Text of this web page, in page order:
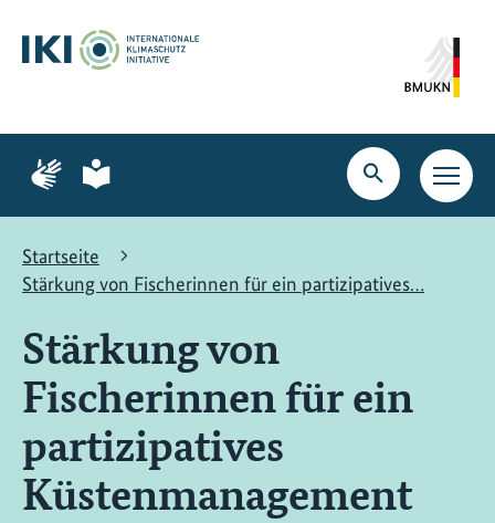
Hauptinhalt
springen
Suche
springen
Hauptnavigation
springen
Zur
Seite
Gebärdensprache
Zur
Seite
leichte
Suche
öffnen
Startseite
Stärkung von Fischerinnen für ein partizipatives…
Stärkung von
Fischerinnen für ein
partizipatives
Küstenmanagement